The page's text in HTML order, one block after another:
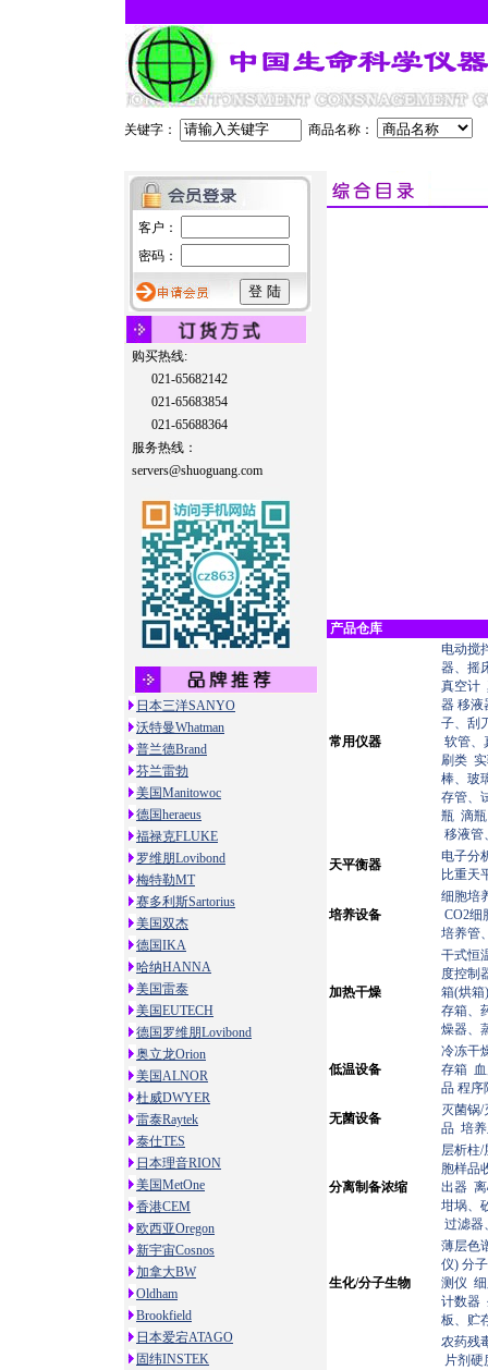
关键字： 商品名称：
客户：
密码：
购买热线:
021-65682142
021-65683854
021-65688364
服务热线：
servers@shuoguang.com
日本三洋SANYO
沃特曼Whatman
普兰德Brand
芬兰雷勃
美国Manitowoc
德国heraeus
福禄克FLUKE
罗维朋Lovibond
梅特勒MT
赛多利斯Sartorius
美国双杰
德国IKA
哈纳HANNA
美国雷泰
美国EUTECH
德国罗维朋Lovibond
奥立龙Orion
美国ALNOR
杜威DWYER
雷泰Raytek
泰仕TES
日本理音RION
美国MetOne
香港CEM
欧西亚Oregon
新宇宙Cosnos
加拿大BW
Oldham
Brookfield
日本爱宕ATAGO
固纬INSTEK
产品仓库
常用仪器
电动搅
器、摇
真空计
器 移
子、刮
软管、
刷类
棒、玻
存管、
瓶 滴
移液管
天平衡器
电子分
比重天
培养设备
细胞培
CO2细
培养管
加热干燥
干式恒
度控制
箱(烘
存箱、
燥器、
低温设备
冷冻干
存箱
品 程序
无菌设备
灭菌锅/
品 培
分离制备浓缩
层析柱/
胞样品
出器
坩埚、
过滤器
生化/分子生物
薄层色
仪) 分
测仪
计数器
板、贮
农药残
片剂